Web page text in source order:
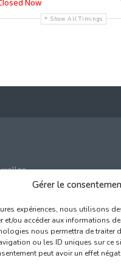
Gérer le
expériences, nous utilisons
et/ou accéder aux informations
nous permettra de traiter
ou les ID uniques sur ce
peut avoir un effet
Now
Show All Timings